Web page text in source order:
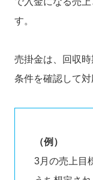
す。
売掛金は、回収
条件を確認して対
（例）
3月の売上目